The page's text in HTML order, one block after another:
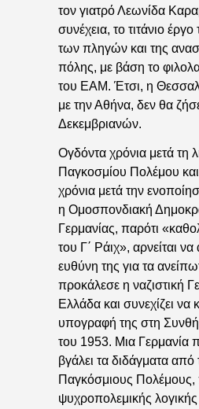
τον γιατρό Λεωνίδα
συνέχεια, το τιτάνιο
των πληγών και της
πόλης, με βάση το
του ΕΑΜ. Έτσι, η
με την Αθήνα, δεν θα
Δεκεμβριανών.
Ογδόντα χρόνια μετά τη
Παγκοσμίου Πολέμου και
χρόνια μετά την
η Ομοσπονδιακή
Γερμανίας, παρότι
του Γ΄ Ράιχ», αρνείται να
ευθύνη της για τα
προκάλεσε η ναζιστική
Ελλάδα και συνεχίζει να
υπογραφή της στη
του 1953. Μια Γερμανία
βγάλει τα διδάγματα
Παγκόσμιους Πολέμους,
ψυχροπολεμικής